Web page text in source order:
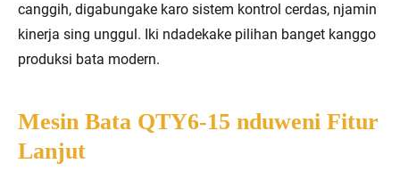
canggih, digabungake karo sistem kontrol cerdas, njamin
kinerja sing unggul. Iki ndadekake pilihan banget kanggo
produksi bata modern.
Mesin Bata QTY6-15 nduweni Fitur
Lanjut